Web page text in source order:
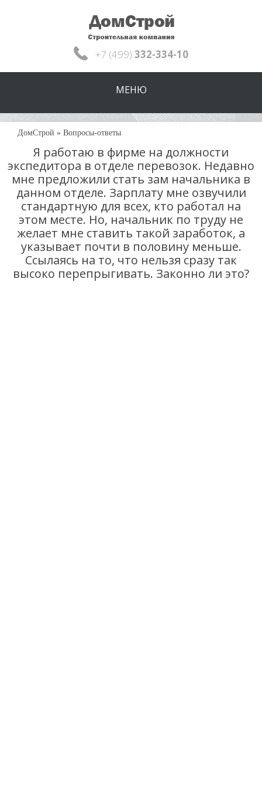
+7 (499) 332-334-10
МЕНЮ
ДомСтрой » Вопросы-ответы
Я работаю в фирме на должности
экспедитора в отделе перевозок. Недавно
мне предложили стать зам начальника в
данном отделе. Зарплату мне озвучили
стандартную для всех, кто работал на
этом месте. Но, начальник по труду не
желает мне ставить такой заработок, а
указывает почти в половину меньше.
Ссылаясь на то, что нельзя сразу так
высоко перепрыгивать. Законно ли это?